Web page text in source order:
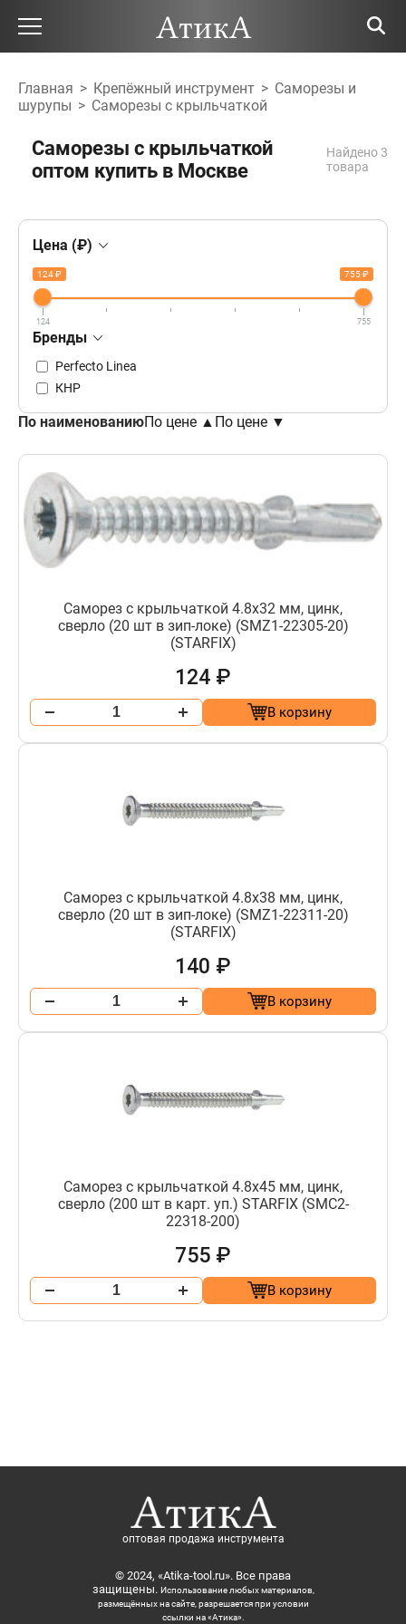
Главная > Крепёжный инструмент > Саморезы и
шурупы > Саморезы с крыльчаткой
Саморезы с крыльчаткой
оптом купить в Москве
Найдено 3
товара
Цена (₽)
124 ₽ 755 ₽
124 755
Бренды
Perfecto Linea
КНР
По наименованиюПо цене ▲ По цене ▼
Саморез с крыльчаткой 4.8х32 мм, цинк,
сверло (20 шт в зип-локе) (SMZ1-22305-20)
(STARFIX)
124 ₽
В корзину
Саморез с крыльчаткой 4.8х38 мм, цинк,
сверло (20 шт в зип-локе) (SMZ1-22311-20)
(STARFIX)
140 ₽
В корзину
Саморез с крыльчаткой 4.8х45 мм, цинк,
сверло (200 шт в карт. уп.) STARFIX (SMC2-
22318-200)
755 ₽
В корзину
оптовая продажа инструмента
© 2024, «Atika-tool.ru». Все права
защищены. Использование любых материалов,
размещённых на сайте, разрешается при условии
ссылки на «Атика».